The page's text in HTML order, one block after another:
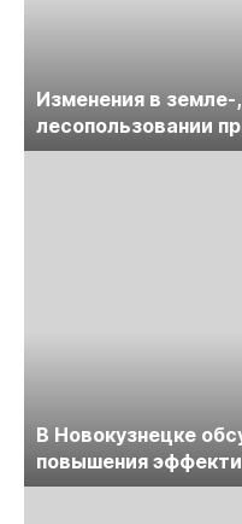
Изменения в
лесопользовании
обсудят на
В Новокузнецке
повышения
предприятий